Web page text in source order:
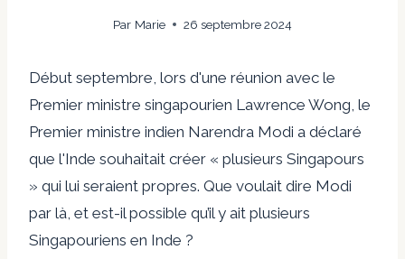
Par Marie 26 septembre 2024
Début septembre, lors d'une réunion avec le
Premier ministre singapourien Lawrence Wong, le
Premier ministre indien Narendra Modi a déclaré
que l'Inde souhaitait créer « plusieurs Singapours
» qui lui seraient propres. Que voulait dire Modi
par là, et est-il possible qu’il y ait plusieurs
Singapouriens en Inde ?